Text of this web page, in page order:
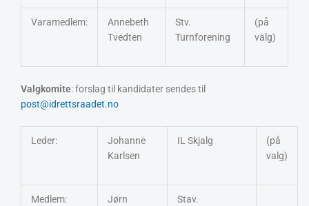
Varamedlem:
Annebeth
Tvedten
Stv.
Turnforening
(på
valg)
Valgkomite: forslag til kandidater sendes til
post@idrettsraadet.no
Leder:
Johanne
Karlsen
IL Skjalg
(på
valg)
Medlem:
Jørn
Stav.